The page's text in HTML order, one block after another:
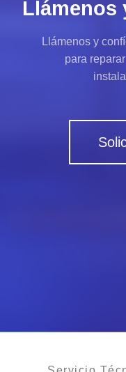
Llámenos
Llámenos y
para